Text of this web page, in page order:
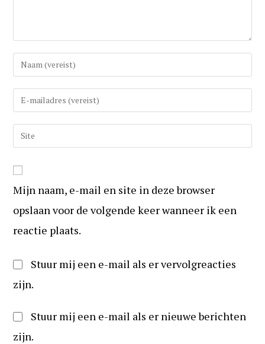
Vul
uw
(gebruikers)naam
om
Vul
uw
e-
mail
om
te
reageren
Vul
uw
URL
in
(optioneel)
Mijn naam, e-mail en site in deze browser
opslaan voor de volgende keer wanneer ik een
reactie plaats.
Stuur mij een e-mail als er vervolgreacties
zijn.
Stuur mij een e-mail als er nieuwe berichten
zijn.